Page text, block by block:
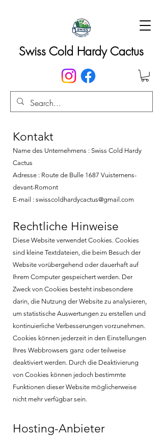
Swiss Cold Hardy Cactus
Kontakt​
Name des Unternehmens : Swiss Cold Hardy
Cactus
Adresse : Route de Bulle 1687 Vuisternens-
devant-Romont
E-mail : swisscoldhardycactus@gmail.com
Rechtliche Hinweise
Diese Website verwendet Cookies. Cookies
sind kleine Textdateien, die beim Besuch der
Website vorübergehend oder dauerhaft auf
Ihrem Computer gespeichert werden. Der
Zweck von Cookies besteht insbesondere
darin, die Nutzung der Website zu analysieren,
um statistische Auswertungen zu erstellen und
kontinuierliche Verbesserungen vorzunehmen.
Cookies können jederzeit in den Einstellungen
Ihres Webbrowsers ganz oder teilweise
deaktiviert werden. Durch die Deaktivierung
von Cookies können jedoch bestimmte
Funktionen dieser Website möglicherweise
nicht mehr verfügbar sein.
Hosting-Anbieter